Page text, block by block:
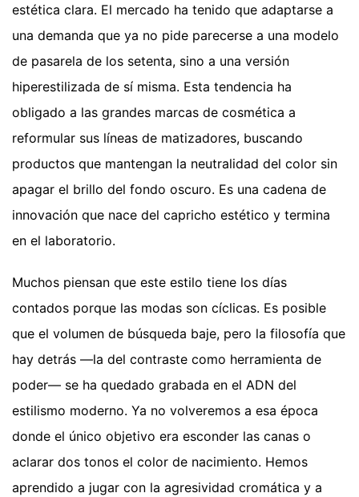
estética clara. El mercado ha tenido que adaptarse a
una demanda que ya no pide parecerse a una modelo
de pasarela de los setenta, sino a una versión
hiperestilizada de sí misma. Esta tendencia ha
obligado a las grandes marcas de cosmética a
reformular sus líneas de matizadores, buscando
productos que mantengan la neutralidad del color sin
apagar el brillo del fondo oscuro. Es una cadena de
innovación que nace del capricho estético y termina
en el laboratorio.
Muchos piensan que este estilo tiene los días
contados porque las modas son cíclicas. Es posible
que el volumen de búsqueda baje, pero la filosofía que
hay detrás —la del contraste como herramienta de
poder— se ha quedado grabada en el ADN del
estilismo moderno. Ya no volveremos a esa época
donde el único objetivo era esconder las canas o
aclarar dos tonos el color de nacimiento. Hemos
aprendido a jugar con la agresividad cromática y a